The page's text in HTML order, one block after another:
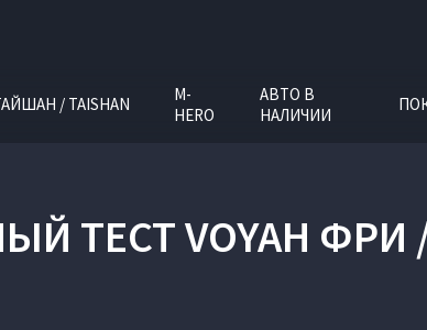
/ TAISHAN
M-
HERO
АВТО В
НАЛИЧИИ
ТЕСТ VOYAH ФРИ /